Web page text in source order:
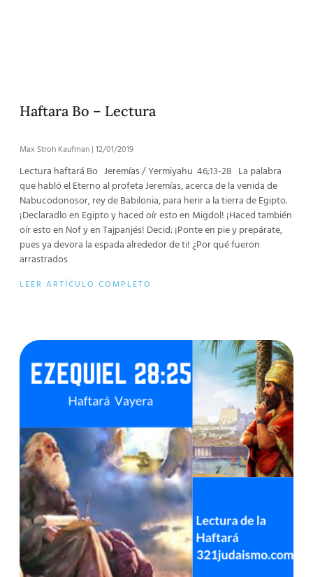
Haftara Bo – Lectura
Max Stroh Kaufman 12/01/2019
Lectura haftará Bo Jeremías / Yermiyahu 46;13-28 La palabra
que habló el Eterno al profeta Jeremías, acerca de la venida de
Nabucodonosor, rey de Babilonia, para herir a la tierra de Egipto.
¡Declaradlo en Egipto y haced oír esto en Migdol! ¡Haced también
oír esto en Nof y en Tajpanjés! Decid: ¡Ponte en pie y prepárate,
pues ya devora la espada alrededor de ti! ¿Por qué fueron
arrastrados
LEER ARTÍCULO COMPLETO